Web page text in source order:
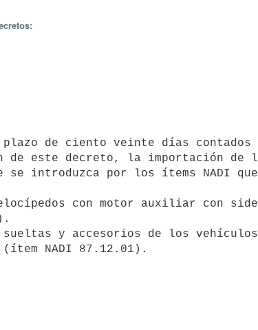
de este decreto, la importación de
se introduzca por los ítems NADI